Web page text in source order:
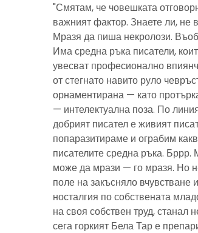
"Смятам, че човешката
важният фактор. Знаете ли, не
Мразя да пиша некролози.
Има средна ръка писатели,
увесват професионално
от стегнато навито руло
орнаментирана — като
— интелектуална поза. По
добрият писател е живият
попаразитираме и ограбим
писателите средна ръка.
може да мрази — го мразя. Но
поле на закъсняло вчувстване
носталгия по собствената
на своя собствен труд, станал
сега горкият Бела Тар е